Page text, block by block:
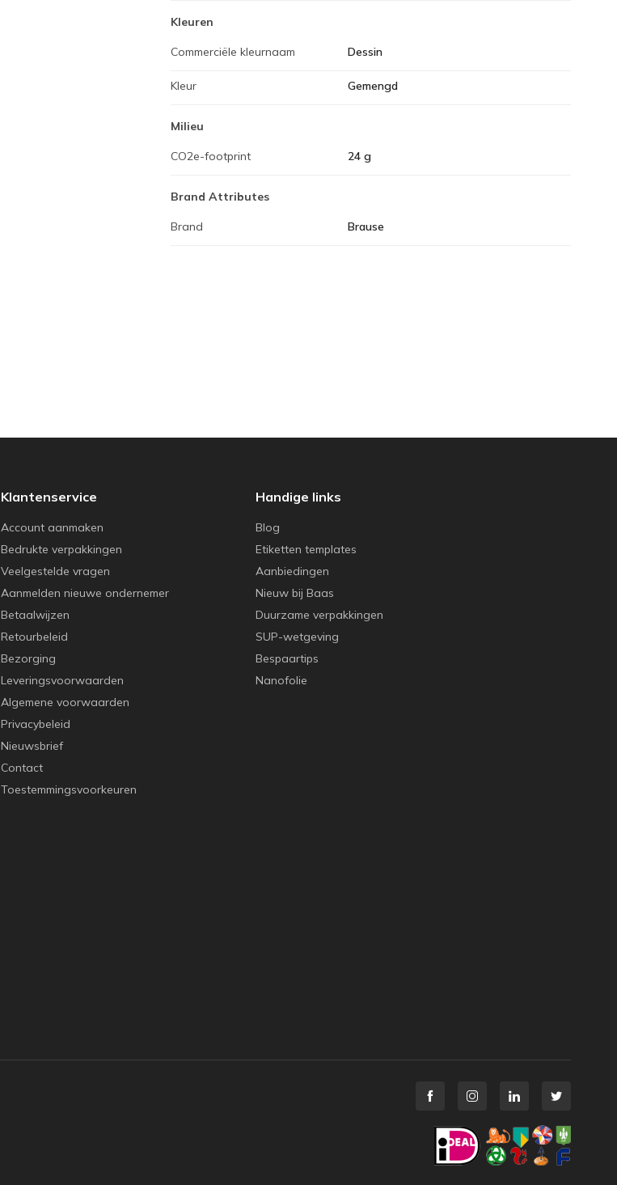
Kleuren
Commerciële kleurnaam Dessin
Kleur Gemengd
Milieu
CO2e-footprint 24 g
Brand Attributes
Brand Brause
Klantenservice
Account aanmaken
Bedrukte verpakkingen
Veelgestelde vragen
Aanmelden nieuwe ondernemer
Betaalwijzen
Retourbeleid
Bezorging
Leveringsvoorwaarden
Algemene voorwaarden
Privacybeleid
Nieuwsbrief
Contact
Toestemmingsvoorkeuren
Handige links
Blog
Etiketten templates
Aanbiedingen
Nieuw bij Baas
Duurzame verpakkingen
SUP-wetgeving
Bespaartips
Nanofolie